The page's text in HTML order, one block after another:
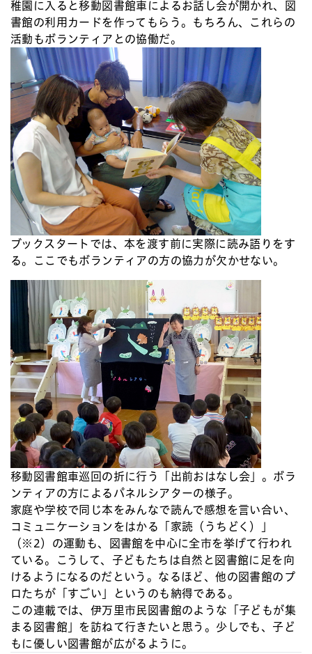
稚園に入ると移動図書館車によるお話し会が開かれ、図
書館の利用カードを作ってもらう。もちろん、これらの
活動もボランティアとの協働だ。
ブックスタートでは、本を渡す前に実際に読み語りをす
る。ここでもボランティアの方の協力が欠かせない。
移動図書館車巡回の折に行う「出前おはなし会」。ボラ
ンティアの方によるパネルシアターの様子。
家庭や学校で同じ本をみんなで読んで感想を言い合い、
コミュニケーションをはかる「家読（うちどく）」
（※2）の運動も、図書館を中心に全市を挙げて行われ
ている。こうして、子どもたちは自然と図書館に足を向
けるようになるのだという。なるほど、他の図書館のプ
ロたちが「すごい」というのも納得である。
この連載では、伊万里市民図書館のような「子どもが集
まる図書館」を訪ねて行きたいと思う。少しでも、子ど
もに優しい図書館が広がるように。